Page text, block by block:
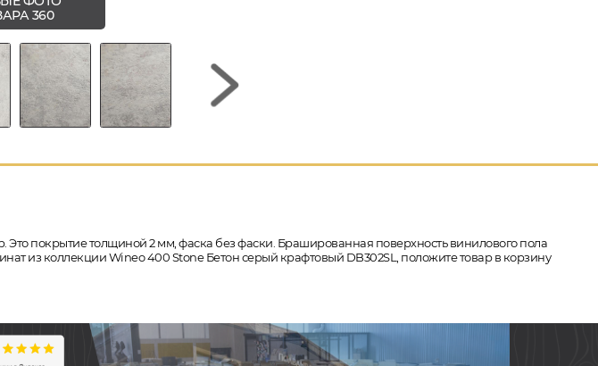
360
Это покрытие толщиной 2 мм, фаска без фаски. Брашированная поверхность винилового пола
из коллекции Wineo 400 Stone Бетон серый крафтовый DB302SL, положите товар в корзину